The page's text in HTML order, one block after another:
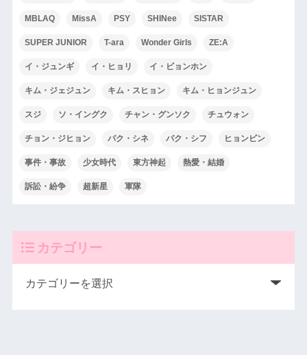
MBLAQ MissA PSY SHINee SISTAR
SUPER JUNIOR T-ara Wonder Girls ZE:A
イ・ジュンギ イ・ヒョリ イ・ビョンホン
キム・ジェジュン キム・スヒョン キム・ヒョンジュン
スジ ソ・イングク チャン・グンソク チュウォン
チョン・ジヒョン パク・シネ パク・シフ ヒョンビン
事件・事故 少女時代 東方神起 熱愛・結婚
訴訟・紛争 超新星 軍隊
カテゴリー